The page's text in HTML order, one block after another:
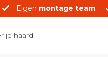
Eigen montage team